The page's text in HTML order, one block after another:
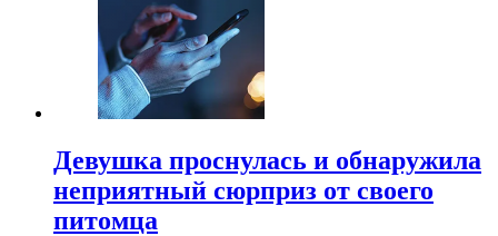
Девушка проснулась и обнаружила
неприятный сюрприз от своего
питомца